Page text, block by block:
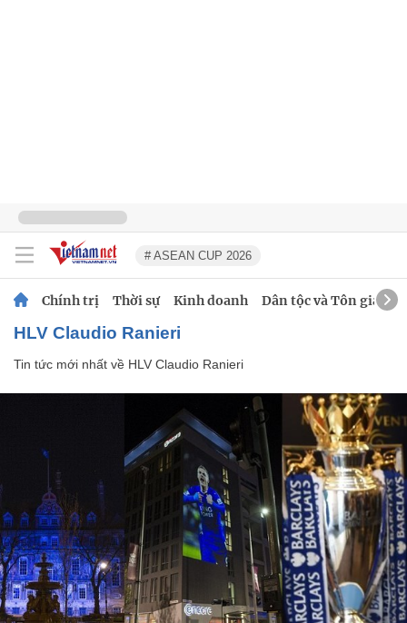
# ASEAN CUP 2026
Chính trị Thời sự Kinh doanh Dân tộc và Tôn giáo
HLV Claudio Ranieri
Tin tức mới nhất về HLV Claudio Ranieri